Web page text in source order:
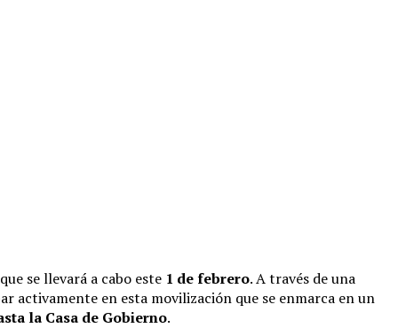
que se llevará a cabo este 1 de febrero. A través de una
activamente en esta movilización que se enmarca en un
la Casa de Gobierno.